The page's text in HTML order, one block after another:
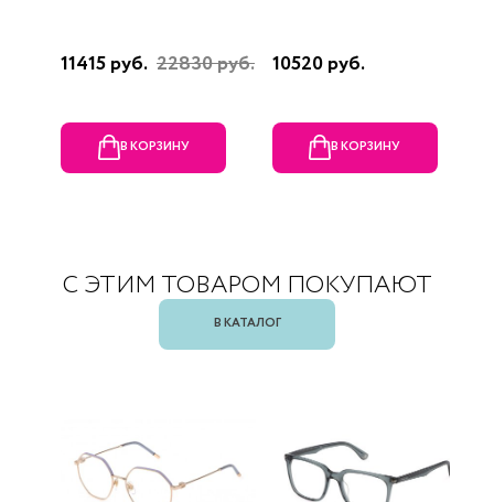
11415 руб. 22830 руб.
В КОРЗИНУ
10520 руб.
В КОРЗИНУ
С ЭТИМ ТОВАРОМ ПОКУПАЮТ
В КАТАЛОГ